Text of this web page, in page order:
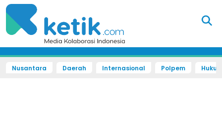
Nusantara Daerah Internasional Polpem